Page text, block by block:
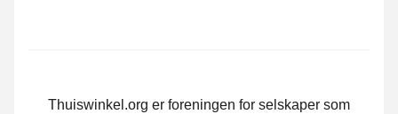
Thuiswinkel.org er foreningen for selskaper som